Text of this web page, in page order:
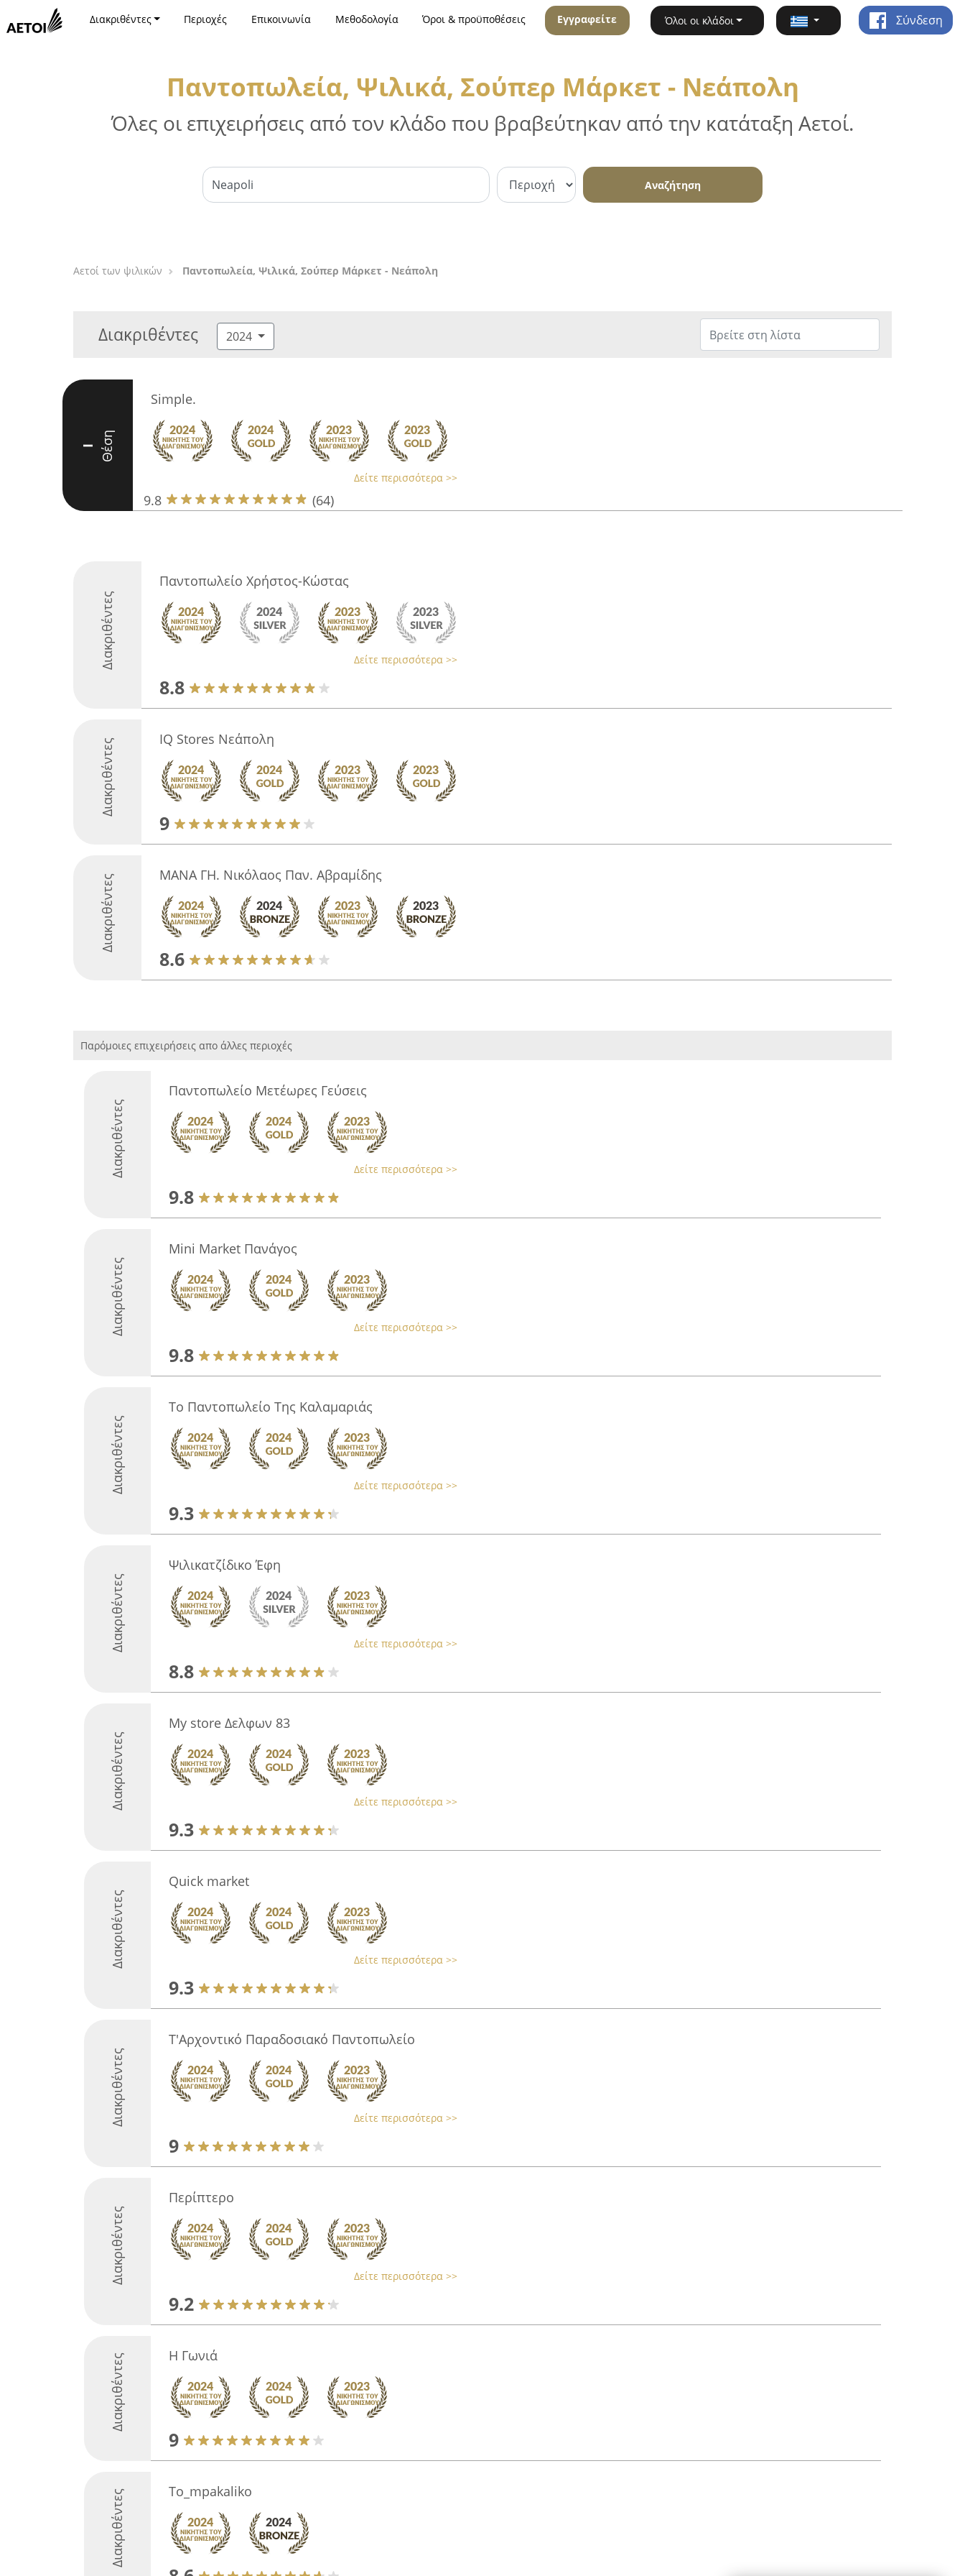
Διακριθέντες Περιοχές Επικοινωνία Μεθοδολογία Όροι & προϋποθέσεις Εγγραφείτε Όλοι οι κλάδοι Σύνδεση
Παντοπωλεία, Ψιλικά, Σούπερ Μάρκετ - Νεάπολη
Όλες οι επιχειρήσεις από τον κλάδο που βραβεύτηκαν από την κατάταξη Αετοί.
Αναζήτηση
Αετοί των ψιλικών Παντοπωλεία, Ψιλικά, Σούπερ Μάρκετ - Νεάπολη
Διακριθέντες 2024
I Θέση
Simple.
Δείτε περισσότερα >>
9.8 (64)
Διακριθέντες
Παντοπωλείο Χρήστος-Κώστας
Δείτε περισσότερα >>
8.8
Διακριθέντες IQ Stores Νεάπολη
9
Διακριθέντες ΜΑΝΑ ΓΗ. Νικόλαος Παν. Αβραμίδης
8.6
Παρόμοιες επιχειρήσεις απο άλλες περιοχές
Διακριθέντες
Παντοπωλείο Μετέωρες Γεύσεις
Δείτε περισσότερα >>
9.8
Διακριθέντες
Mini Market Πανάγος
Δείτε περισσότερα >>
9.8
Διακριθέντες
Το Παντοπωλείο Της Καλαμαριάς
Δείτε περισσότερα >>
9.3
Διακριθέντες
Ψιλικατζίδικο Έφη
Δείτε περισσότερα >>
8.8
Διακριθέντες
My store Δελφων 83
Δείτε περισσότερα >>
9.3
Διακριθέντες
Quick market
Δείτε περισσότερα >>
9.3
Διακριθέντες
Τ'Αρχοντικό Παραδοσιακό Παντοπωλείο
Δείτε περισσότερα >>
9
Διακριθέντες
Περίπτερο
Δείτε περισσότερα >>
9.2
Διακριθέντες Η Γωνιά
9
Διακριθέντες To_mpakaliko